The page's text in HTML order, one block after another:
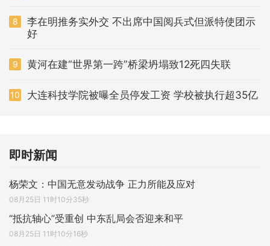
8
李在明推务实外交 不出席中国阅兵式但派特使团示
好
9 黄河在建“世界第一跨”桥梁坍塌致12死四失联
10 大连科技学院被曝全员停发工资 学校被执行超35亿
即时新闻
杨荣文：中国无意发动战争 正力所能及应对
08月25日 11时10分35秒
“抵抗轴心”受重创 中东乱局会否迎来和平
08月25日 11时10分16秒